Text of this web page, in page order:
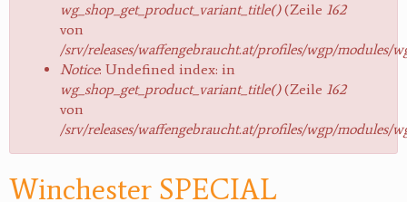
wg_shop_get_product_variant_title()(Zeile 162
von
/srv/releases/waffengebraucht.at/profiles/wgp/modules/
Notice: Undefined index: in
wg_shop_get_product_variant_title()(Zeile 162
von
/srv/releases/waffengebraucht.at/profiles/wgp/modules/
Winchester SPECIAL